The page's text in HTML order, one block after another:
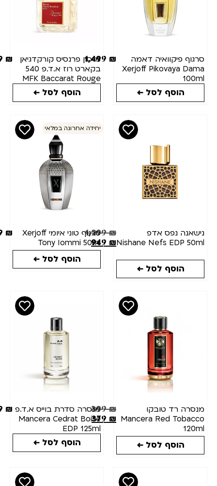
פיקוואיה דאמה
Xerjoff Pikovaya
1,499₪
הוסף לסל ←
מייסון פרנסיס קורקדגיאן
בקארט רוז א.ד.פ 540
MFK Baccarat Rouge
540 edp 70ml
1,199₪
הוסף לסל ←
נפס אדפ
Nishane Nefs EDP
1,299
949₪
הוסף לסל ←
יחידה אחרונה במלאי
סרגוף טוני איומי Xerjoff
Tony Iommi 50ml
699₪
הוסף לסל ←
רד טובקו
Mancera Red
379₪
הוסף לסל ←
מנסרה סדרת בוייס א.ד.פ
Mancera Cedrat Boise
EDP 125ml
349₪
הוסף לסל ←